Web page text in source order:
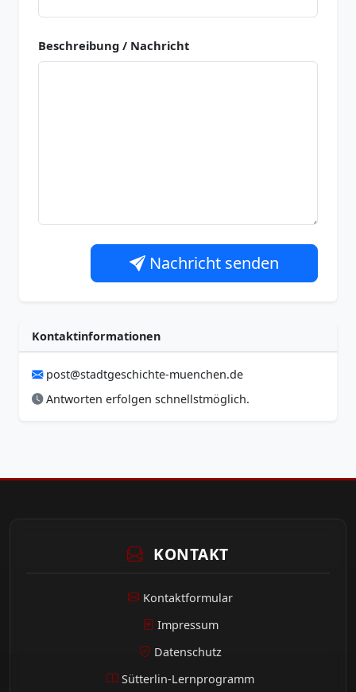
Beschreibung / Nachricht
Nachricht senden
Kontaktinformationen
post@stadtgeschichte-muenchen.de
Antworten erfolgen schnellstmöglich.
KONTAKT
Kontaktformular
Impressum
Datenschutz
Sütterlin-Lernprogramm